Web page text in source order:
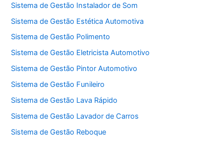
Sistema de Gestão Instalador de Som
Sistema de Gestão Estética Automotiva
Sistema de Gestão Polimento
Sistema de Gestão Eletricista Automotivo
Sistema de Gestão Pintor Automotivo
Sistema de Gestão Funileiro
Sistema de Gestão Lava Rápido
Sistema de Gestão Lavador de Carros
Sistema de Gestão Reboque